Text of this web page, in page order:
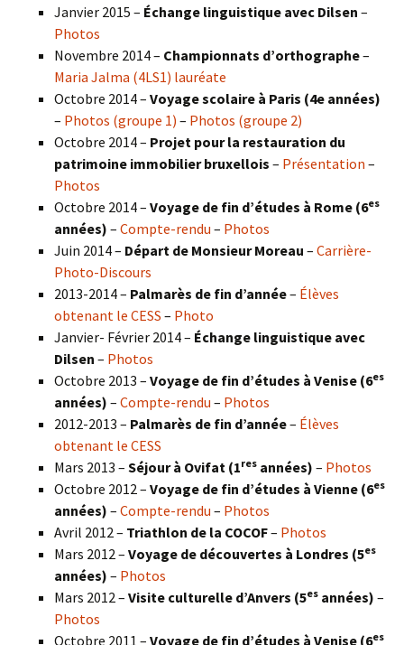
Janvier 2015 – Échange linguistique avec Dilsen –
Photos
Novembre 2014 – Championnats d’orthographe–
Maria Jalma (4LS1) lauréate
Octobre 2014 – Voyage scolaire à Paris (4e années)
– Photos (groupe 1) – Photos (groupe 2)
Octobre 2014 – Projet pour la restauration du
patrimoine immobilier bruxellois – Présentation –
Photos
Octobre 2014 – Voyage de fin d’études à Rome (6es
années) – Compte-rendu – Photos
Juin 2014 – Départ de Monsieur Moreau – Carrière-
Photo-Discours
2013-2014 – Palmarès de fin d’année– Élèves
obtenant le CESS – Photo
Janvier- Février 2014 – Échange linguistique avec
Dilsen – Photos
Octobre 2013 – Voyage de fin d’études à Venise (6es
années) – Compte-rendu – Photos
2012-2013 – Palmarès de fin d’année– Élèves
obtenant le CESS
Mars 2013 – Séjour à Ovifat (1res années) – Photos
Octobre 2012 – Voyage de fin d’études à Vienne (6es
années) – Compte-rendu – Photos
Avril 2012 – Triathlon de la COCOF– Photos
Mars 2012 – Voyage de découvertes à Londres (5es
années) – Photos
Mars 2012 – Visite culturelle d’Anvers (5es années) –
Photos
Octobre 2011 – Voyage de fin d’études à Venise (6es